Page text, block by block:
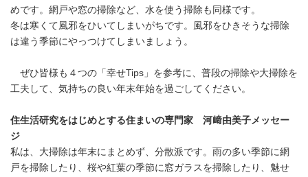
めです。網戸や窓の掃除など、水を使う掃除も同様です。
冬は寒くて風邪をひいてしまいがちです。風邪をひきそうな掃除
は違う季節にやっつけてしまいましょう。
ぜひ皆様も４つの「幸せTips」を参考に、普段の掃除や大掃除を
工夫して、気持ちの良い年末年始を過ごしてください。
住生活研究をはじめとする住まいの専門家 河﨑由美子メッセー
ジ
私は、大掃除は年末にまとめず、分散派です。雨の多い季節に網
戸を掃除したり、桜や紅葉の季節に窓ガラスを掃除したり、魅せ